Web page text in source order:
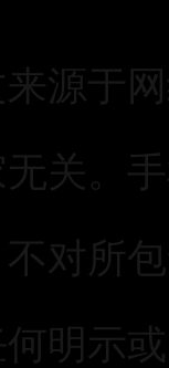
源于
关。
对所
明示